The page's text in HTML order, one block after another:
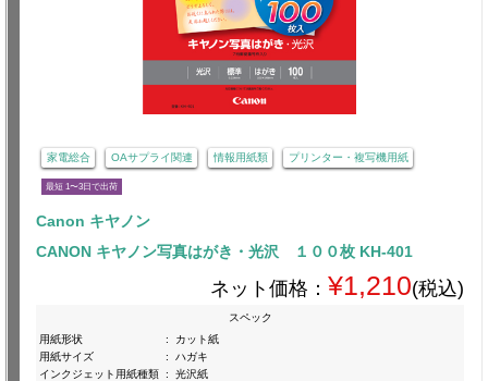
家電総合 OAサプライ関連 情報用紙類 プリンター・複写機用紙
最短 1〜3日で出荷
Canon キヤノン
CANON キヤノン写真はがき・光沢 １００枚 KH-401
ネット価格： ¥1,210(税込)
スペック
用紙形状
:
カット紙
用紙サイズ
:
ハガキ
インクジェット用紙種類 : 光沢紙